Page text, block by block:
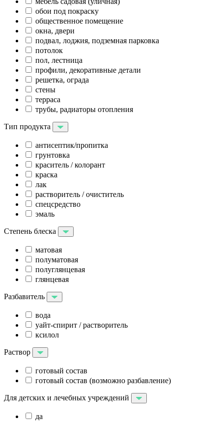
обои под покраску
общественное помещение
окна, двери
подвал, лоджия, подземная парковка
потолок
пол, лестница
профили, декоративные детали
решетка, ограда
стены
терраса
трубы, радиаторы отопления
Тип продукта
антисептик/пропитка
грунтовка
краситель / колорант
краска
лак
растворитель / очиститель
спецсредство
эмаль
Степень блеска
матовая
полуматовая
полуглянцевая
глянцевая
Разбавитель
вода
уайт-спирит / растворитель
ксилол
Раствор
готовый состав
готовый состав (возможно разбавление)
Для детских и лечебных учреждений
да